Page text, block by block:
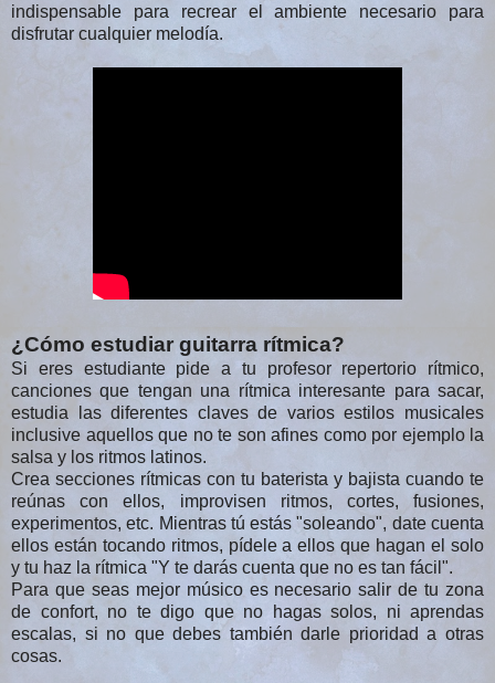
indispensable para recrear el ambiente necesario para
disfrutar cualquier melodía.
¿Cómo estudiar guitarra rítmica?
Si eres estudiante pide a tu profesor repertorio rítmico,
canciones que tengan una rítmica interesante para sacar,
estudia las diferentes claves de varios estilos musicales
inclusive aquellos que no te son afines como por ejemplo la
salsa y los ritmos latinos.
Crea secciones rítmicas con tu baterista y bajista cuando te
reúnas con ellos, improvisen ritmos, cortes, fusiones,
experimentos, etc. Mientras tú estás "soleando", date cuenta
ellos están tocando ritmos, pídele a ellos que hagan el solo
y tu haz la rítmica "Y te darás cuenta que no es tan fácil".
Para que seas mejor músico es necesario salir de tu zona
de confort, no te digo que no hagas solos, ni aprendas
escalas, si no que debes también darle prioridad a otras
cosas.